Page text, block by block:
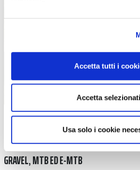
Accetta tutti i
Accetta selezionati
Usa solo i cookie
GRAVEL, MTB ED E-MTB